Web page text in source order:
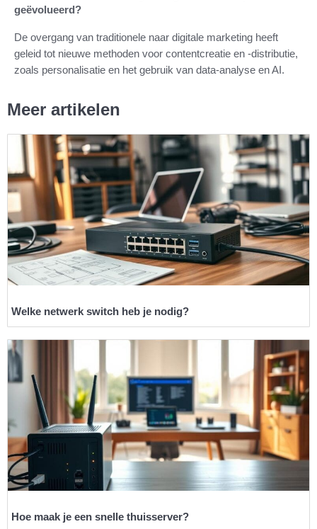
geëvolueerd?
De overgang van traditionele naar digitale marketing heeft
geleid tot nieuwe methoden voor contentcreatie en -distributie,
zoals personalisatie en het gebruik van data-analyse en AI.
Meer artikelen
Welke netwerk switch heb je nodig?
Hoe maak je een snelle thuisserver?